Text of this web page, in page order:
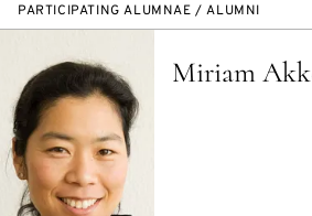
PARTICIPATING ALUMNAE / ALUMNI
Miriam